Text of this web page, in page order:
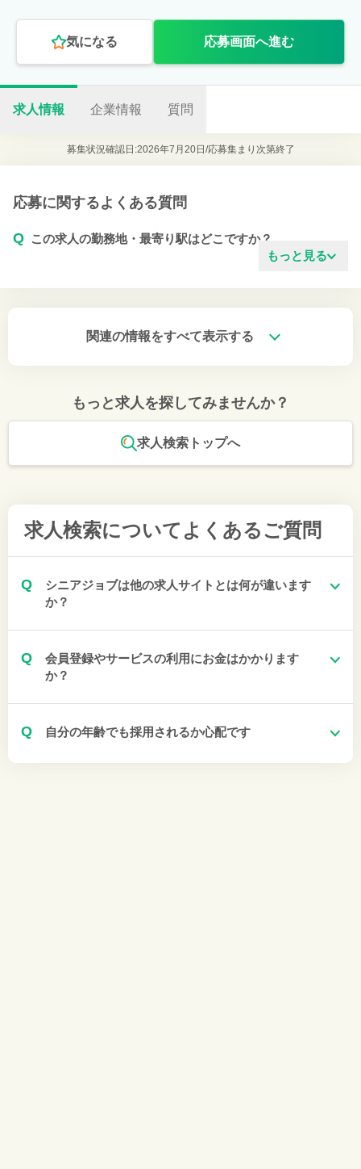
気になる 応募画面へ進む
求人情報 企業情報 質問
募集状況確認日:2026年7月20日/応募集まり次第終了
応募に関するよくある質問
Q この求人の勤務地・最寄り駅はどこですか？
もっと見る
関連の情報をすべて表示する
もっと求人を探してみませんか？
求人検索トップへ
求人検索について よくあるご質問
Q
シニアジョブは他の求人サイトとは何が違います
か？
Q
会員登録やサービスの利用にお金はかかります
か？
Q 自分の年齢でも採用されるか心配です